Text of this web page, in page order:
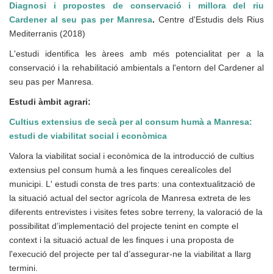
Diagnosi i propostes de conservació i millora del riu
Cardener al seu pas per Manresa. Centre d'Estudis dels Rius
Mediterranis (2018)
L'estudi identifica les àrees amb més potencialitat per a la
conservació i la rehabilitació ambientals a l'entorn del Cardener al
seu pas per Manresa.
Estudi àmbit agrari:
Cultius extensius de secà per al consum humà a Manresa:
estudi de viabilitat social i econòmica
Valora la viabilitat social i econòmica de la introducció de cultius
extensius pel consum humà a les finques cerealícoles del
municipi. L' estudi consta de tres parts: una contextualització de
la situació actual del sector agrícola de Manresa extreta de les
diferents entrevistes i visites fetes sobre terreny, la valoració de la
possibilitat d’implementació del projecte tenint en compte el
context i la situació actual de les finques i una proposta de
l'execució del projecte per tal d’assegurar-ne la viabilitat a llarg
termini.